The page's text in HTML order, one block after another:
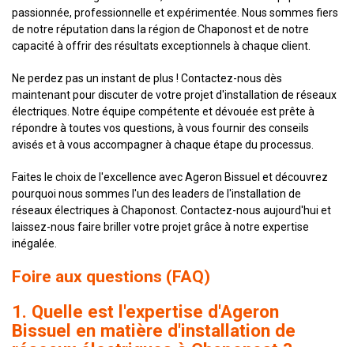
passionnée, professionnelle et expérimentée. Nous sommes fiers
de notre réputation dans la région de Chaponost et de notre
capacité à offrir des résultats exceptionnels à chaque client.
Ne perdez pas un instant de plus ! Contactez-nous dès
maintenant pour discuter de votre projet d'installation de réseaux
électriques. Notre équipe compétente et dévouée est prête à
répondre à toutes vos questions, à vous fournir des conseils
avisés et à vous accompagner à chaque étape du processus.
Faites le choix de l'excellence avec Ageron Bissuel et découvrez
pourquoi nous sommes l'un des leaders de l'installation de
réseaux électriques à Chaponost. Contactez-nous aujourd'hui et
laissez-nous faire briller votre projet grâce à notre expertise
inégalée.
Foire aux questions (FAQ)
1. Quelle est l'expertise d'Ageron
Bissuel en matière d'installation de